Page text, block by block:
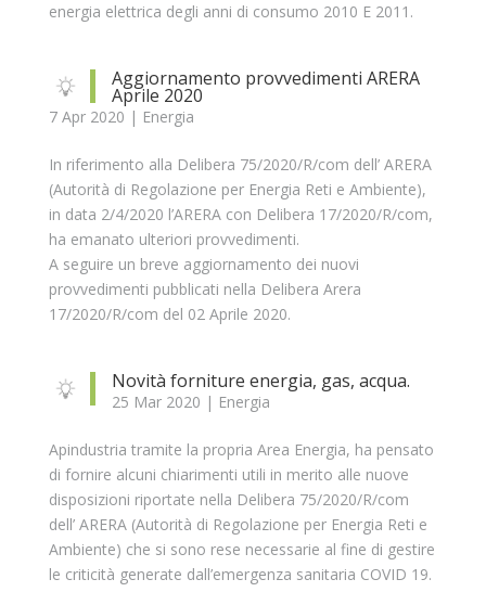
energia elettrica degli anni di consumo 2010 E 2011.
Aggiornamento provvedimenti ARERA
Aprile 2020
7 Apr 2020 | Energia
In riferimento alla Delibera 75/2020/R/com dell’ ARERA
(Autorità di Regolazione per Energia Reti e Ambiente),
in data 2/4/2020 l’ARERA con Delibera 17/2020/R/com,
ha emanato ulteriori provvedimenti.
A seguire un breve aggiornamento dei nuovi
provvedimenti pubblicati nella Delibera Arera
17/2020/R/com del 02 Aprile 2020.
Novità forniture energia, gas, acqua.
25 Mar 2020 | Energia
Apindustria tramite la propria Area Energia, ha pensato
di fornire alcuni chiarimenti utili in merito alle nuove
disposizioni riportate nella Delibera 75/2020/R/com
dell’ ARERA (Autorità di Regolazione per Energia Reti e
Ambiente) che si sono rese necessarie al fine di gestire
le criticità generate dall’emergenza sanitaria COVID 19.